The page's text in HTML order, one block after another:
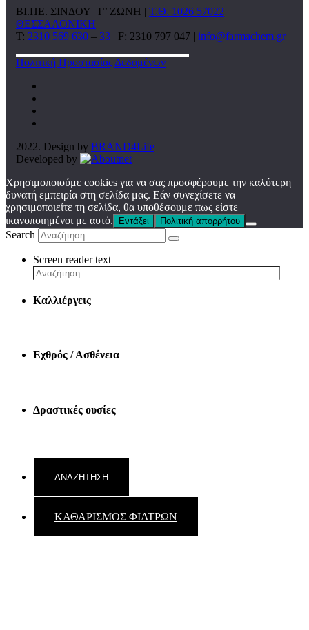
ΒΙ.ΠΕ. ΣΙΝΔΟΥ | Γ’ ΖΩΝΗ | Τ.Θ. 1026 57022
ΘΕΣΣΑΛΟΝΙΚΗ
T: 2310 569 630 – 33 | F: 2310 797 047 | info@farmachem.gr
Πολιτική Προστασίας Δεδομένων
2022. Design by BRAND4Life
Developed by
Χρησιμοποιούμε cookies για να σας προσφέρουμε την καλύτερη
δυνατή εμπειρία στη σελίδα μας. Εάν συνεχίσετε να
χρησιμοποιείτε τη σελίδα, θα υποθέσουμε πως είστε
ικανοποιημένοι με αυτό.
Εντάξει Πολιτική απορρήτου
Search
Screen reader text
Καλλιέργεις
Εχθρός / Ασθένεια
Δραστικές ουσίες
ΚΑΘΑΡΙΣΜΟΣ ΦΙΛΤΡΩΝ